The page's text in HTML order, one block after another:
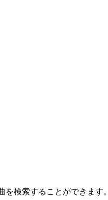
を検索することができます。